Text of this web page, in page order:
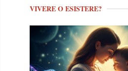
VIVERE O ESISTERE?